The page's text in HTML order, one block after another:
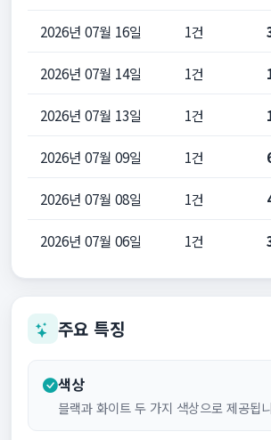
2026년 07월 16일 1건
2026년 07월 14일 1건
2026년 07월 13일 1건
2026년 07월 09일 1건
2026년 07월 08일 1건
2026년 07월 06일 1건
주요 특징
색상
블랙과 화이트 두 가지 색상으로 제공됩